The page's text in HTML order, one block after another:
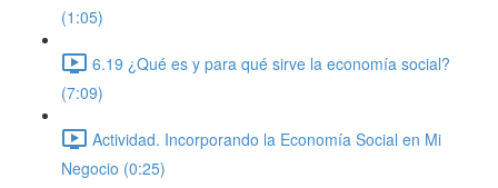
(1:05)
6.19 ¿Qué es y para qué sirve la economía social?
(7:09)
Actividad. Incorporando la Economía Social en Mi
Negocio (0:25)